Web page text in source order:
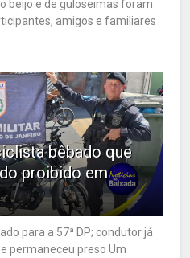
beijo e de guloseimas foram
amigos e familiares
bêbado que
proibido em
para a 57ª DP; condutor já
permaneceu preso Um